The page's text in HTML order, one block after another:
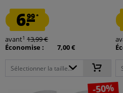
6.99*
avant1 13,99 €
Économise :
7,00 €
Sélectionner la taille...
-50%